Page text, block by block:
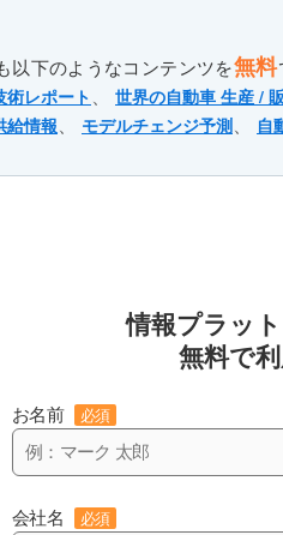
以下のようなコンテンツを無料
術レポート 、 世界の自動車 生産 /
給情報、 モデルチェンジ予測、 自
情報プラッ
無料で
お名前 必須
会社名 必須